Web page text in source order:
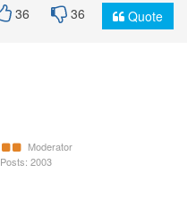
36 36 Quote
Moderator
Posts: 2003